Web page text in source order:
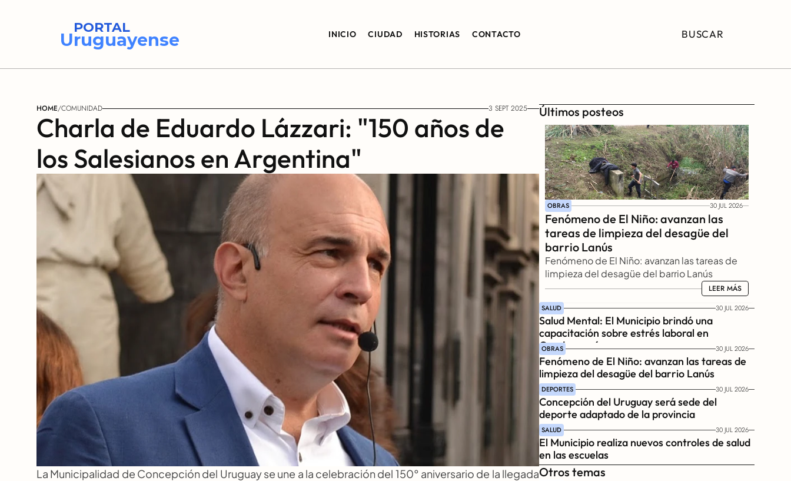
PORTAL
Uruguayense INICIO CIUDAD HISTORIAS CONTACTO BUSCAR
HOME/COMUNIDAD 3 SEPT 2025
Charla de Eduardo Lázzari: "150 años de
los Salesianos en Argentina"
La Municipalidad de Concepción del Uruguay se une a la celebración del 150° aniversario de la llegada
Últimos posteos
OBRAS 30 JUL 2026
Fenómeno de El Niño: avanzan las
tareas de limpieza del desagüe del
barrio Lanús
Fenómeno de El Niño: avanzan las tareas de
limpieza del desagüe del barrio Lanús
LEER MÁS
LEER MÁS
SALUD 30 JUL 2026
Salud Mental: El Municipio brindó una
capacitación sobre estrés laboral en
Gendarmería
OBRAS 30 JUL 2026
Fenómeno de El Niño: avanzan las tareas de
limpieza del desagüe del barrio Lanús
DEPORTES 30 JUL 2026
Concepción del Uruguay será sede del
deporte adaptado de la provincia
SALUD 30 JUL 2026
El Municipio realiza nuevos controles de salud
en las escuelas
Otros temas